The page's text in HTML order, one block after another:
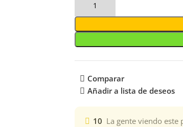
Comparar
Añadir a lista de deseos
10 La gente viendo este